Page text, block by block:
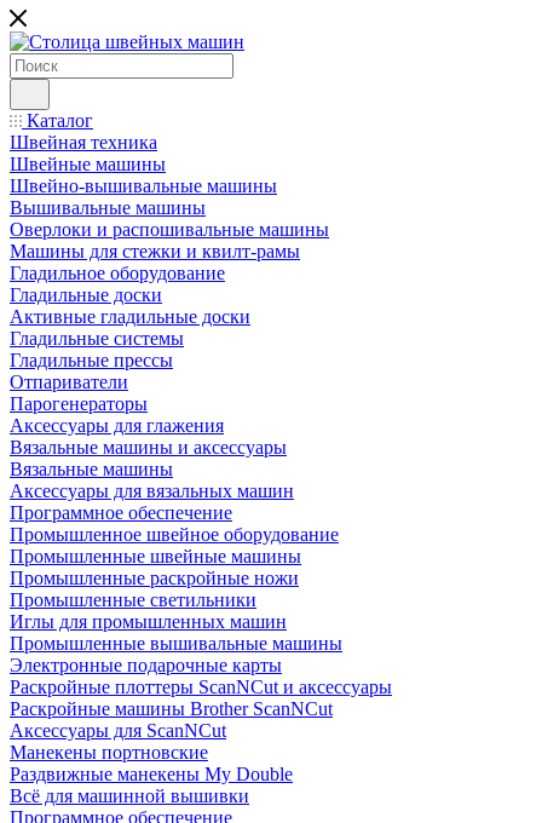
Каталог
Швейная техника
Швейные машины
Швейно-вышивальные машины
Вышивальные машины
Оверлоки и распошивальные машины
Машины для стежки и квилт-рамы
Гладильное оборудование
Гладильные доски
Активные гладильные доски
Гладильные системы
Гладильные прессы
Отпариватели
Парогенераторы
Аксессуары для глажения
Вязальные машины и аксессуары
Вязальные машины
Аксессуары для вязальных машин
Программное обеспечение
Промышленное швейное оборудование
Промышленные швейные машины
Промышленные раскройные ножи
Промышленные светильники
Иглы для промышленных машин
Промышленные вышивальные машины
Электронные подарочные карты
Раскройные плоттеры ScanNCut и аксессуары
Раскройные машины Brother ScanNCut
Аксессуары для ScanNCut
Манекены портновские
Раздвижные манекены My Double
Всё для машинной вышивки
Программное обеспечение